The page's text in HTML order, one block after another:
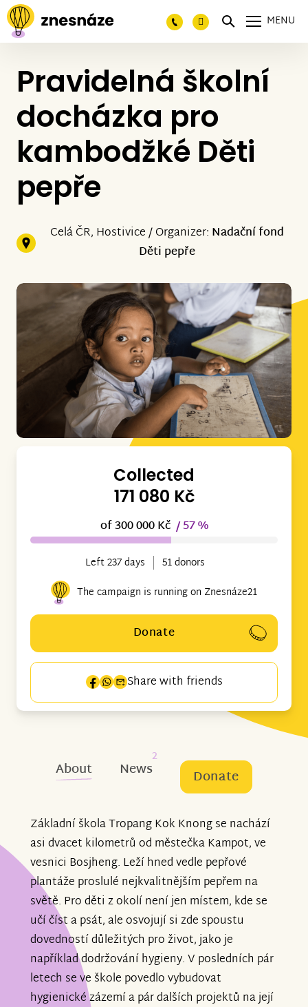
MENU
Pravidelná školní
docházka pro
kambodžké Děti
pepře
Celá ČR, Hostivice / Organizer: Nadační fond
Děti pepře
Collected
171 080 Kč
of 300 000 Kč / 57 %
Left 237 days
51 donors
The campaign is running on Znesnáze21
Donate
Share with friends
About News
2
Donate
Základní škola Tropang Kok Knong se nachází
asi dvacet kilometrů od městečka Kampot, ve
vesnici Bosjheng. Leží hned vedle pepřové
plantáže proslulé nejkvalitnějším pepřem na
světě. Pro děti z okolí není jen místem, kde se
učí číst a psát, ale osvojují si zde spoustu
dovedností důležitých pro život, jako je
například dodržování hygieny. V posledních pár
letech se ve škole povedlo vybudovat
hygienické zázemí a pár dalších projektů na její